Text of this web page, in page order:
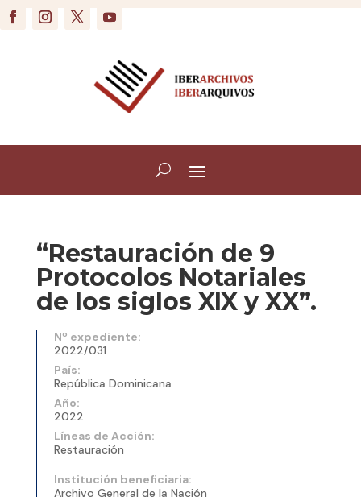
“Restauración de 9
Protocolos Notariales
de los siglos XIX y XX”.
Nº expediente:
2022/031
País:
República Dominicana
Año:
2022
Líneas de Acción:
Restauración
Institución beneficiaria:
Archivo General de la Nación